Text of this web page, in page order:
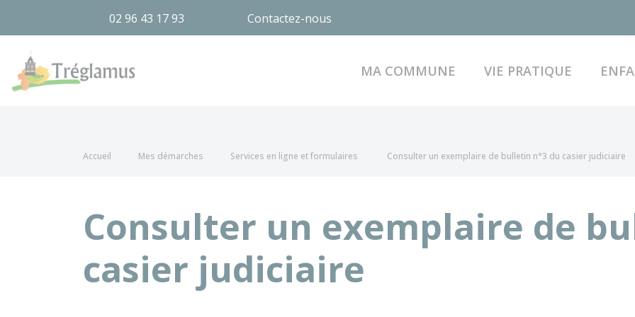
02 96 43 17 93 Contactez-nous
MA COMMUNE VIE PRATIQUE
Accueil Mes démarches Services en ligne et formulaires Consulter un exemplaire de bulletin n°3 du casier judiciaire
Consulter un exemplaire de
casier judiciaire